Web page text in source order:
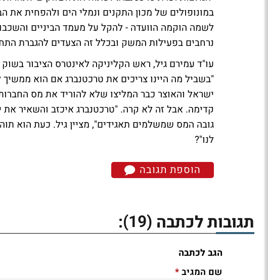
במונופולים של מכון התקנים ונמלי הים ולהפחית את
לשמה הוקמה הוועדה - להקל על מעמד הביניים
נרחבים בפעילות המשק ובכלל זה הצעדים להגברת
עו"ד עמירם גיל, ראש הקליניקה לאינטרס הציבור
"בשביל מה היינו צריכים את טרכטנברג אם הוא ממשיך
ישראל והאוצר כבר המליצו שלא להוריד את מס
קדימה. אבל זה לא קרה. "טרכטנברג איכזב והשאיר
גובה המס שמשלמים תאגידים", מציין גיל. כעת הוא
לנו"?
הוספת תגובה
תגובות לכתבה (19)
:
הגב לכתבה
שם המגיב*